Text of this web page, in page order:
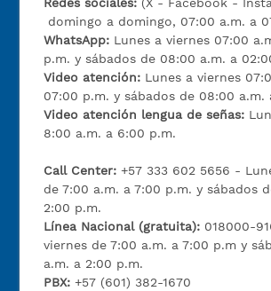
domingo a domingo, 07:00 a.m. a
WhatsApp: Lunes a viernes 07:00
p.m. y sábados de 08:00 a.m. a
Video atención: Lunes a viernes
07:00 p.m. y sábados de 08:00 a.m.
Video atención lengua de señas:
8:00 a.m. a 6:00 p.m.
Call Center:+57 333 602 5656 -
de 7:00 a.m. a 7:00 p.m. y sábados
2:00 p.m.
Línea Nacional (gratuita): 018000-
viernes de 7:00 a.m. a 7:00 p.m y
a.m. a 2:00 p.m.
PBX:+57 (601) 382-1670